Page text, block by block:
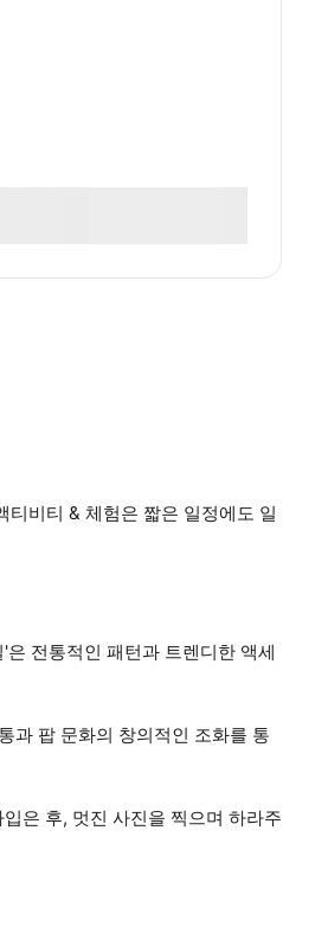
비티 & 체험은 짧은 일정에도 일
전통적인 패턴과 트렌디한 액세
과 팝 문화의 창의적인 조화를 통
은 후, 멋진 사진을 찍으며 하라주